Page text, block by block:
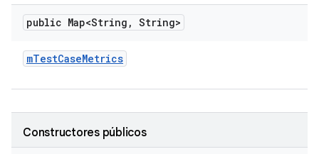
public Map<String , String>
mTestCaseMetrics
Constructores públicos